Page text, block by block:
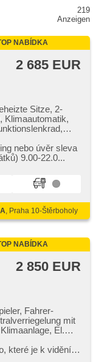
219
Anzeigen
NABÍDKA
2 685 EUR
Sitze, 2-
Klimaautomatik,
zrcátka,
Notbremsung
nebo úvěr sleva
9.00​-22.0...
, Praha 10-Štěrboholy
NABÍDKA
2 850 EUR
Fahrer-
mit
El.
které je k vidění